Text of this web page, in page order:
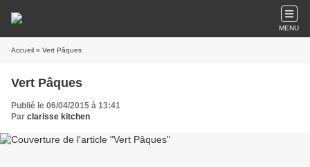
MENU
Accueil » Vert Pâques
Vert Pâques
Publié le 06/04/2015 à 13:41
Par clarisse kitchen